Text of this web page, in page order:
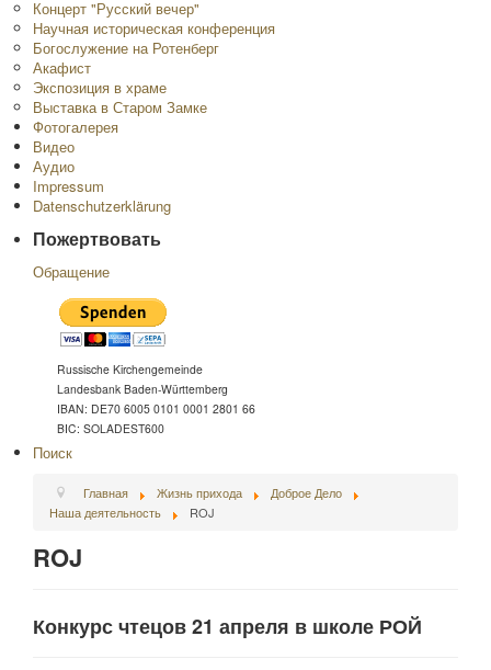
Концерт "Русский вечер"
Научная историческая конференция
Богослужение на Ротенберг
Акафист
Экспозиция в храме
Выставка в Старом Замке
Фотогалерея
Видео
Аудио
Impressum
Datenschutzerklärung
Пожертвовать
Обращение
Russische Kirchengemeinde
Landesbank Baden-Württemberg
IBAN: DE70 6005 0101 0001 2801 66
BIC: SOLADEST600
Поиск
Главная Жизнь прихода
Доброе Дело
Наша деятельность
ROJ
ROJ
Конкурс чтецов 21 апреля в школе РОЙ